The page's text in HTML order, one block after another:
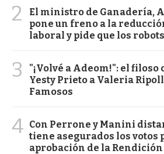
2
El ministro de Ganadería,
pone un freno a la
laboral y pide que los
3
"¡Volvé a Adeom!": el
Yesty Prieto a Valeria
Famosos
4 Con Perrone y Manini
tiene asegurados los votos
aprobación de la Rendición